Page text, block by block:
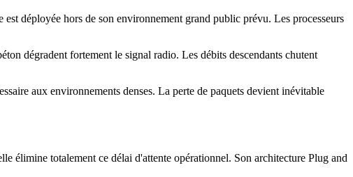
déployée hors de son environnement grand public prévu. Les processeurs
dégradent fortement le signal radio. Les débits descendants chutent
aux environnements denses. La perte de paquets devient inévitable
élimine totalement ce délai d'attente opérationnel. Son architecture Plug and